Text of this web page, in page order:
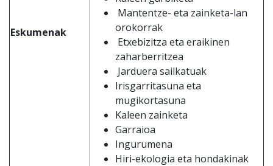
Eskumenak
Mantentze- eta zainketa-lan
orokorrak
Etxebizitza eta eraikinen
zaharberritzea
Jarduera sailkatuak
Irisgarritasuna eta
mugikortasuna
Kaleen zainketa
Garraioa
Ingurumena
Hiri-ekologia eta hondakinak